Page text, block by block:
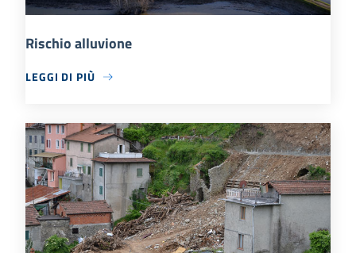
Rischio alluvione
LEGGI DI PIÙ